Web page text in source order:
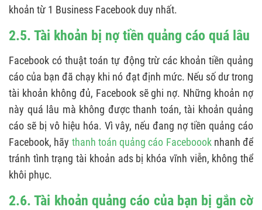
khoản từ 1 Business Facebook duy nhất.
2.5. Tài khoản bị nợ tiền quảng cáo quá lâu
Facebook có thuật toán tự động trừ các khoản tiền quảng
cáo của bạn đã chạy khi nó đạt định mức. Nếu số dư trong
tài khoản không đủ, Facebook sẽ ghi nợ. Những khoản nợ
này quá lâu mà không được thanh toán, tài khoản quảng
cáo sẽ bị vô hiệu hóa. Vì vây, nếu đang nợ tiền quảng cáo
Facebook, hãy thanh toán quảng cáo Faceboooknhanh để
tránh tình trạng tài khoản ads bị khóa vĩnh viễn, không thể
khôi phục.
2.6. Tài khoản quảng cáo của bạn bị gắn cờ